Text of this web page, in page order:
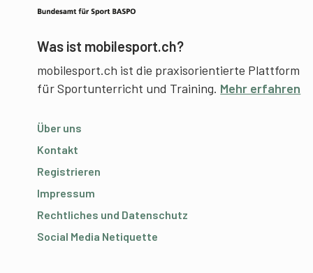
Was ist mobilesport.ch?
mobilesport.ch ist die praxisorientierte Plattform
für Sportunterricht und Training. Mehr erfahren
Über uns
Kontakt
Registrieren
Impressum
Rechtliches und Datenschutz
Social Media Netiquette